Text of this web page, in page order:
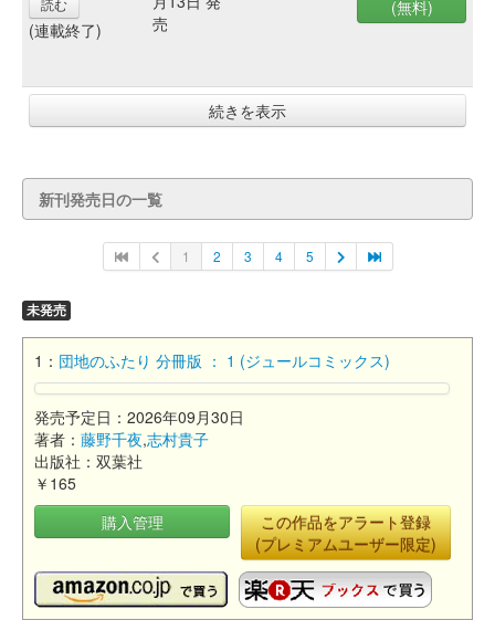
読む
(連載終了)
売
(無料)
続きを表示
新刊発売日の一覧
1 2 3 4 5
未発売
1： 団地のふたり 分冊版 ： 1 (ジュールコミックス)
発売予定日：2026年09月30日
著者： 藤野千夜,志村貴子
出版社：双葉社
￥165
購入管理
この作品をアラート登録
(プレミアムユーザー限定)